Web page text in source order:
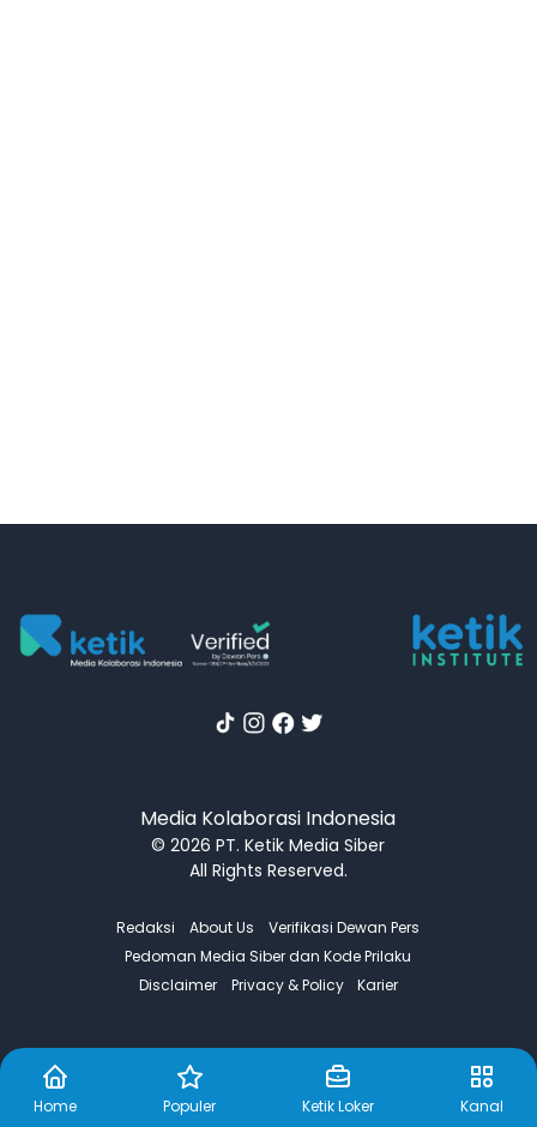
Home Populer Ketik Loker Kanal
Media Kolaborasi Indonesia
© 2026 PT. Ketik Media Siber
All Rights Reserved.
Redaksi About Us
Verifikasi Dewan Pers
Pedoman Media Siber dan Kode Prilaku
Disclaimer
Privacy & Policy Karier